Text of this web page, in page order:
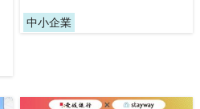
中小企業